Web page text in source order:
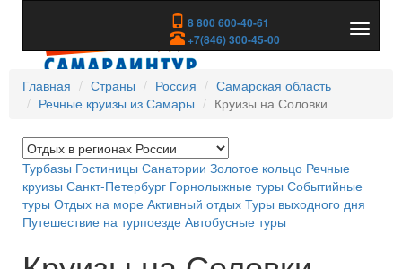
8 800 600-40-61
+7(846) 300-45-00
скрыть
Главная
Страны Россия
Самарская область
Речные круизы из Самары
Круизы на Соловки
Турбазы Гостиницы Санатории Золотое кольцо Речные
круизы Санкт-Петербург Горнолыжные туры Событийные
туры Отдых на море Активный отдых Туры выходного дня
Путешествие на турпоезде Автобусные туры